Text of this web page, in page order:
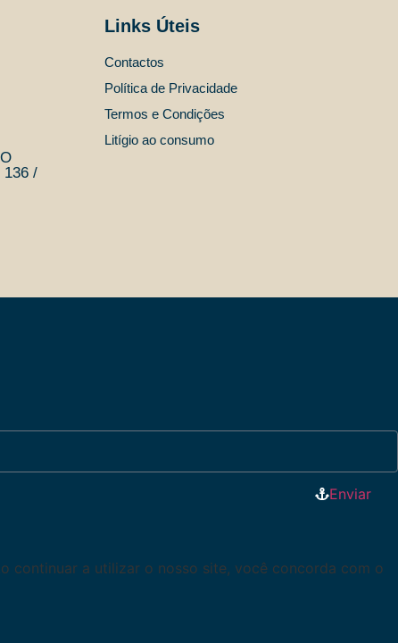
136 /
Links Úteis
Contactos
Política de Privacidade
Termos e Condições
Litígio ao consumo
Enviar
continuar a utilizar o nosso site, você concorda com o